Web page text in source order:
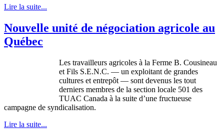
Lire la suite...
Nouvelle unité de négociation agricole au
Québec
Les travailleurs agricoles à la Ferme B. Cousineau
et Fils S.E.N.C. — un exploitant de grandes
cultures et entrepôt — sont devenus les tout
derniers membres de la section locale 501 des
TUAC Canada à la suite d’une fructueuse
campagne de syndicalisation.
Lire la suite...